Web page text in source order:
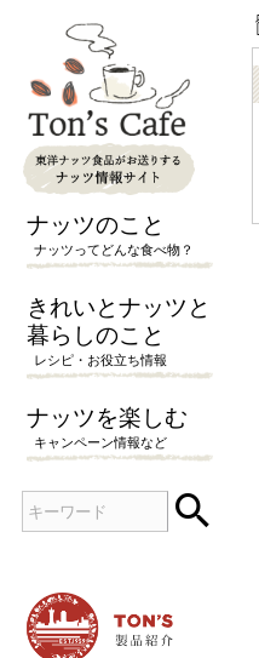
ナッツのこと
ナッツってどんな食べ物？
きれいとナッツと
暮らしのこと
レシピ・お役立ち情報
ナッツを楽しむ
キャンペーン情報など
検